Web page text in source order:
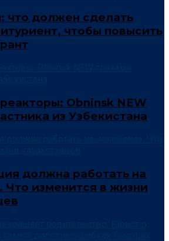
что должен сделать
чтобы повысить
Obninsk NEW
из Узбекистана
должна работать на
Что изменится в жизни